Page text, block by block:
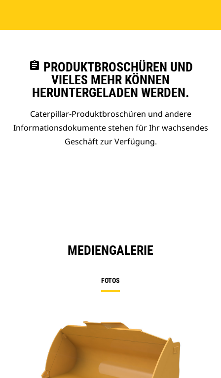
assignment PRODUKTBROSCHÜREN UND
VIELES MEHR KÖNNEN
HERUNTERGELADEN WERDEN.
Caterpillar-Produktbroschüren und andere
Informationsdokumente stehen für Ihr wachsendes
Geschäft zur Verfügung.
MEDIENGALERIE
FOTOS